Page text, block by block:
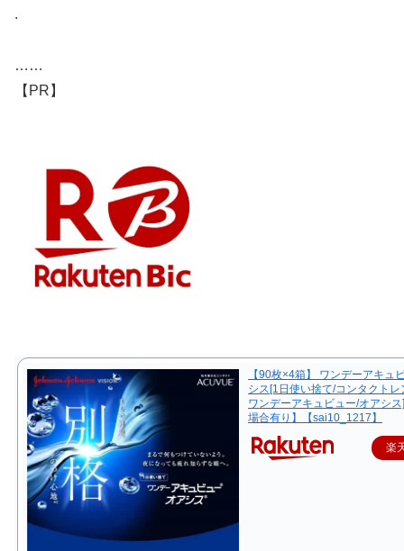
.
……
【PR】
【90枚×4箱】 ワンデーアキュ
シス[1日使い捨て/コンタクトレ
ワンデーアキュビュー/オアシ
場合有り】【sai10_1217】
楽